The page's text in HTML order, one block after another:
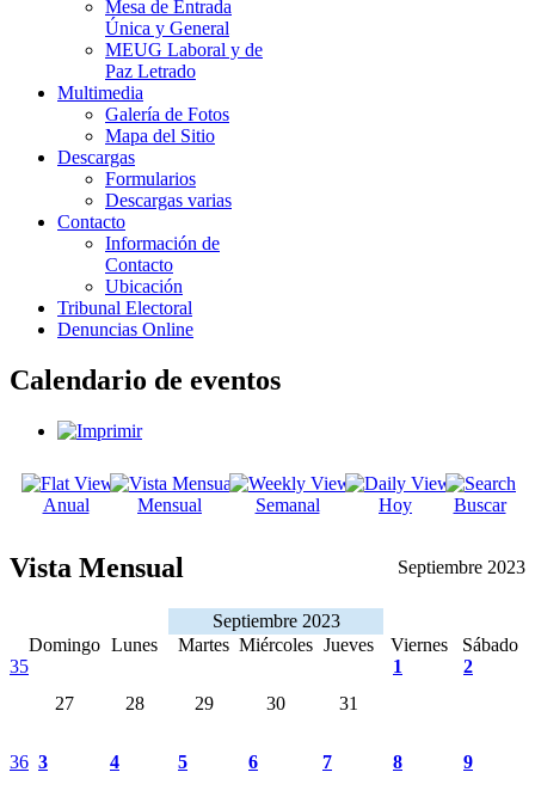
Mesa de Entrada
Única y General
MEUG Laboral y de
Paz Letrado
Multimedia
Galería de Fotos
Mapa del Sitio
Descargas
Formularios
Descargas varias
Contacto
Información de
Contacto
Ubicación
Tribunal Electoral
Denuncias Online
Calendario de eventos
Anual Mensual Semanal Hoy Buscar
Vista Mensual Septiembre 2023
Septiembre 2023
Domingo Lunes Martes Miércoles Jueves Viernes
Sábado
35
27
28 29 30 31
1 2
36 3 4 5 6 7 8 9